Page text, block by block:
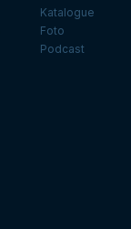
Katalogue
Foto
Podcast